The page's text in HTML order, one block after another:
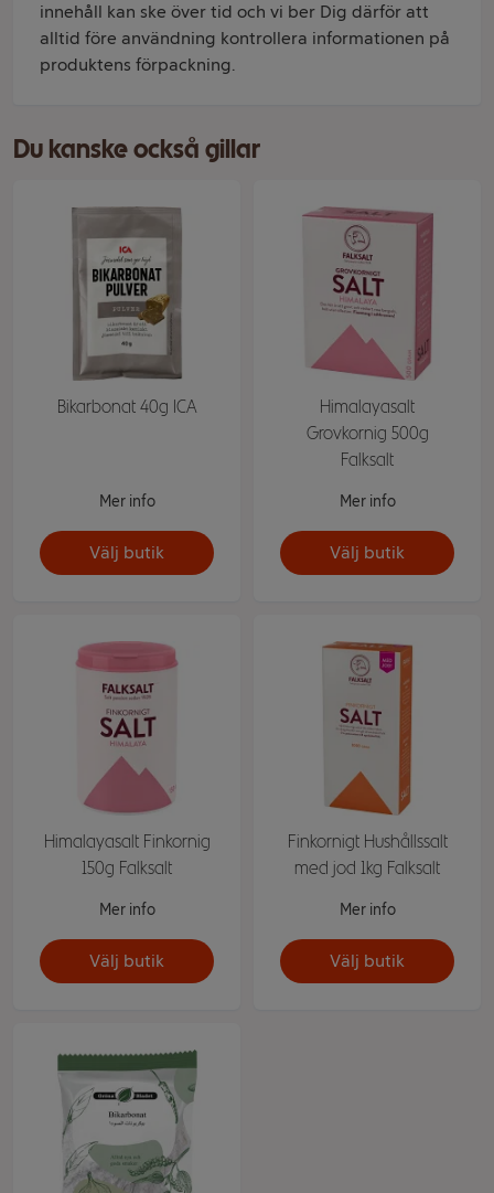
innehåll kan ske över tid och vi ber Dig därför att
alltid före användning kontrollera informationen på
produktens förpackning.
Du kanske också gillar
Bikarbonat 40g ICA
Mer info
Välj butik
Himalayasalt
Grovkornig 500g
Falksalt
Mer info
Välj butik
Himalayasalt Finkornig
150g Falksalt
Mer info
Välj butik
Finkornigt Hushållssalt
med jod 1kg Falksalt
Mer info
Välj butik